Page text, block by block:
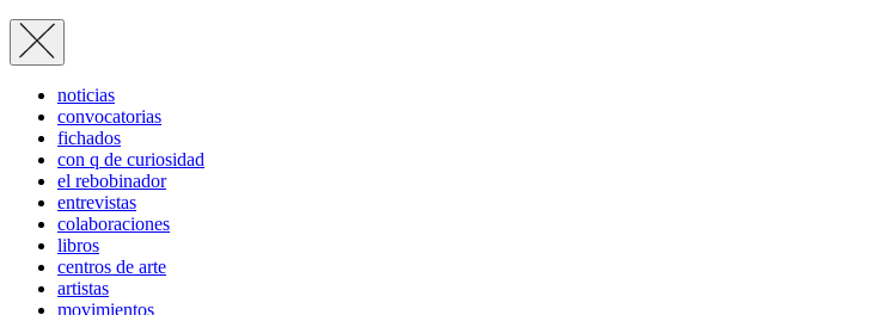
noticias
convocatorias
fichados
con q de curiosidad
el rebobinador
entrevistas
colaboraciones
libros
centros de arte
artistas
movimientos